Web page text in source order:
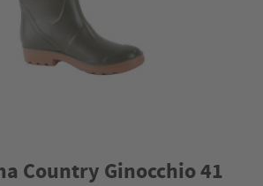
Country Ginocchio 41